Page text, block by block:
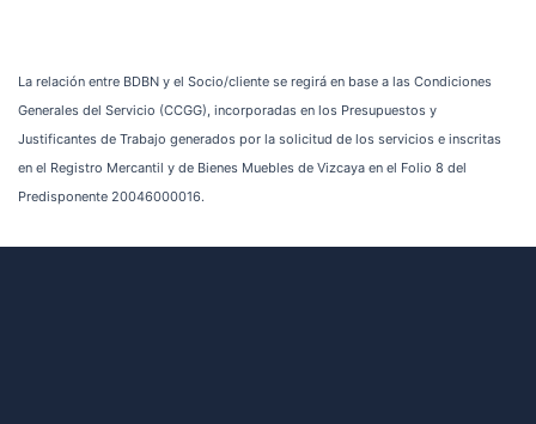
La relación entre BDBN y el Socio/cliente se regirá en base a las Condiciones
Generales del Servicio (CCGG), incorporadas en los Presupuestos y
Justificantes de Trabajo generados por la solicitud de los servicios e inscritas
en el Registro Mercantil y de Bienes Muebles de Vizcaya en el Folio 8 del
Predisponente 20046000016.